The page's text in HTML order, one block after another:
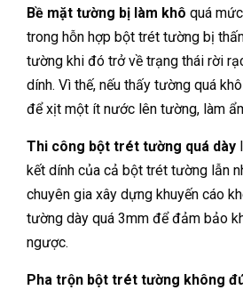
Bề mặt tường bị làm khô quá
trong hỗn hợp bột trét tường bị
tường khi đó trở về trạng thái rời
dính. Vì thế, nếu thấy tường quá
để xịt một ít nước lên tường, làm
Thi công bột trét tường quá dày
kết dính của cả bột trét tường lẫn
chuyên gia xây dựng khuyến cáo
tường dày quá 3mm để đảm bảo
ngược.
Pha trộn bột trét tường không